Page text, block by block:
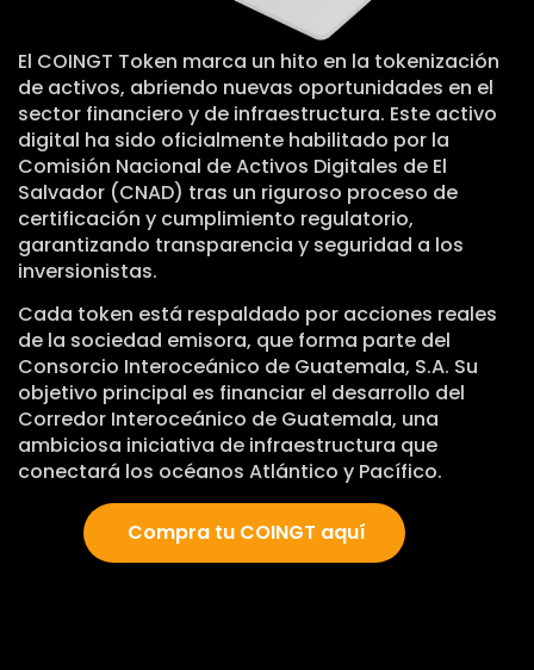
El COINGT Token marca un hito en la tokenización
de activos, abriendo nuevas oportunidades en el
sector financiero y de infraestructura. Este activo
digital ha sido oficialmente habilitado por la
Comisión Nacional de Activos Digitales de El
Salvador (CNAD) tras un riguroso proceso de
certificación y cumplimiento regulatorio,
garantizando transparencia y seguridad a los
inversionistas.
Cada token está respaldado por acciones reales
de la sociedad emisora, que forma parte del
Consorcio Interoceánico de Guatemala, S.A. Su
objetivo principal es financiar el desarrollo del
Corredor Interoceánico de Guatemala, una
ambiciosa iniciativa de infraestructura que
conectará los océanos Atlántico y Pacífico.
Compra tu COINGT aquí